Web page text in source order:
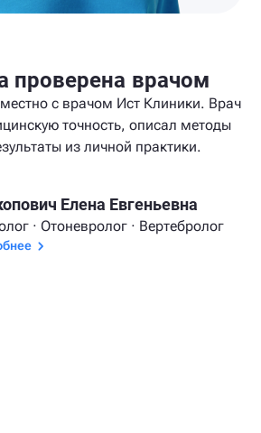
проверена врачом
с врачом Ист Клиники. Врач
точность, описал методы
из личной практики.
Елена Евгеньевна
· Отоневролог · Вертебролог